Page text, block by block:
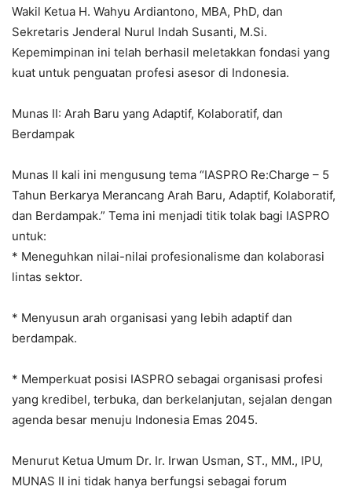
Wakil Ketua H. Wahyu Ardiantono, MBA, PhD, dan
Sekretaris Jenderal Nurul Indah Susanti, M.Si.
Kepemimpinan ini telah berhasil meletakkan fondasi yang
kuat untuk penguatan profesi asesor di Indonesia.
Munas II: Arah Baru yang Adaptif, Kolaboratif, dan
Berdampak
Munas II kali ini mengusung tema “IASPRO Re:Charge – 5
Tahun Berkarya Merancang Arah Baru, Adaptif, Kolaboratif,
dan Berdampak.” Tema ini menjadi titik tolak bagi IASPRO
untuk:
* Meneguhkan nilai-nilai profesionalisme dan kolaborasi
lintas sektor.
* Menyusun arah organisasi yang lebih adaptif dan
berdampak.
* Memperkuat posisi IASPRO sebagai organisasi profesi
yang kredibel, terbuka, dan berkelanjutan, sejalan dengan
agenda besar menuju Indonesia Emas 2045.
Menurut Ketua Umum Dr. Ir. Irwan Usman, ST., MM., IPU,
MUNAS II ini tidak hanya berfungsi sebagai forum